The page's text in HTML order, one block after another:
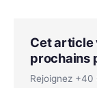
Cet article
prochains
Rejoignez